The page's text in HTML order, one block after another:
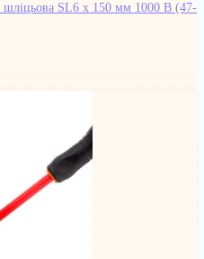
шліцьова SL6 х 150 мм 1000 В (47-